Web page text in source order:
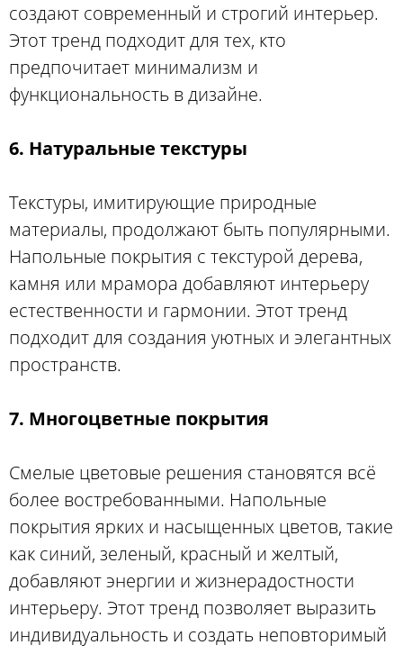
создают современный и строгий интерьер.
Этот тренд подходит для тех, кто
предпочитает минимализм и
функциональность в дизайне.
6. Натуральные текстуры
Текстуры, имитирующие природные
материалы, продолжают быть популярными.
Напольные покрытия с текстурой дерева,
камня или мрамора добавляют интерьеру
естественности и гармонии. Этот тренд
подходит для создания уютных и элегантных
пространств.
7. Многоцветные покрытия
Смелые цветовые решения становятся всё
более востребованными. Напольные
покрытия ярких и насыщенных цветов, такие
как синий, зеленый, красный и желтый,
добавляют энергии и жизнерадостности
интерьеру. Этот тренд позволяет выразить
индивидуальность и создать неповторимый